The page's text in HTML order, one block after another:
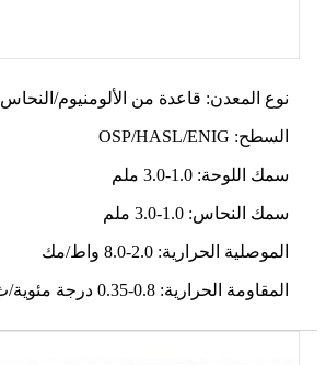
نوع المعدن: قاعدة من الألومنيوم/النحاس
السطح: OSP/HASL/ENIG
سمك اللوحة: 1.0-3.0 ملم
سمك النحاس: 1.0-3.0 ملم
الموصلية الحرارية: 2.0-8.0 واط/مك
المقاومة الحرارية: 0.8-0.35 درجة مئوية/ث